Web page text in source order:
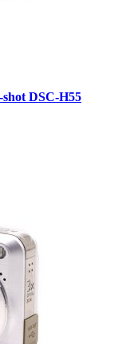
DSC-H55